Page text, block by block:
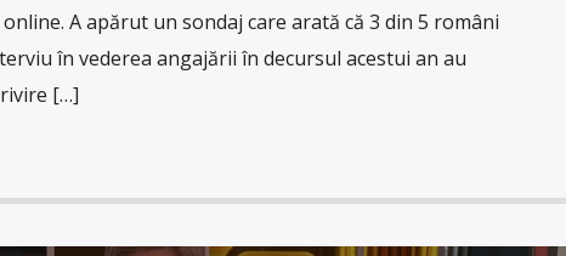
A apărut un sondaj care arată că 3 din 5 români
în vederea angajării în decursul acestui an au
[…]